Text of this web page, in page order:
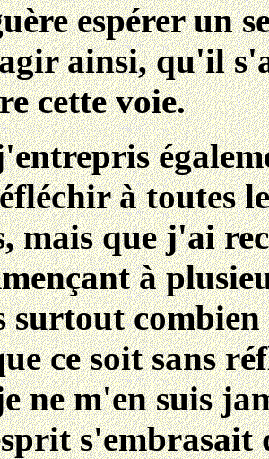
espérer un
ainsi, qu'il
cette voie.
à toutes
mais que j'ai
à
surtout combien
ce soit sans
ne m'en suis
s'embrasait